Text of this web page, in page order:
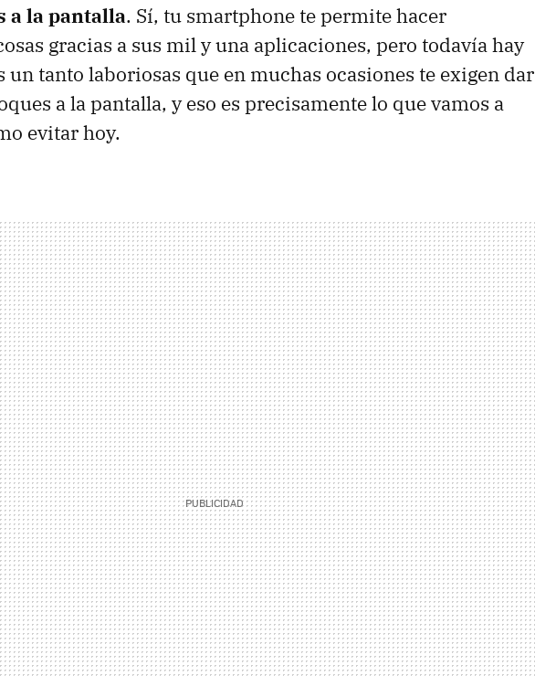
a la pantalla. Sí, tu smartphone te permite hacer
gracias a sus mil y una aplicaciones, pero todavía hay
un tanto laboriosas que en muchas ocasiones te exigen dar
a la pantalla, y eso es precisamente lo que vamos a
evitar hoy.